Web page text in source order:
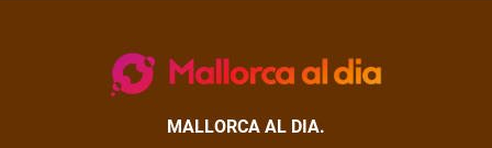
MALLORCA AL DIA.